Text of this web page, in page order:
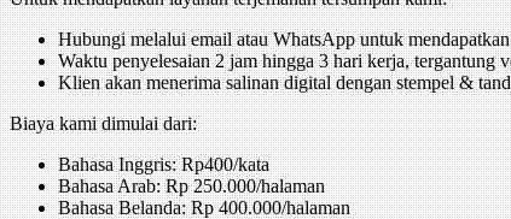
Hubungi melalui email atau WhatsApp untuk
Waktu penyelesaian 2 jam hingga 3 hari kerja, tergantung
Klien akan menerima salinan digital dengan stempel &
Biaya kami dimulai dari:
Bahasa Inggris: Rp400/kata
Bahasa Arab: Rp 250.000/halaman
Bahasa Belanda: Rp 400.000/halaman